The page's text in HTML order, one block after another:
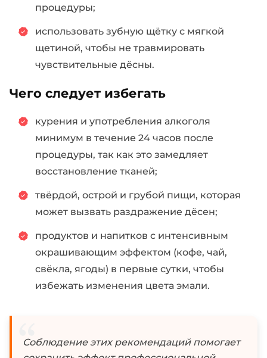
процедуры;
использовать зубную щётку с мягкой
щетиной, чтобы не травмировать
чувствительные дёсны.
Чего следует избегать
курения и употребления алкоголя
минимум в течение 24 часов после
процедуры, так как это замедляет
восстановление тканей;
твёрдой, острой и грубой пищи, которая
может вызвать раздражение дёсен;
продуктов и напитков с интенсивным
окрашивающим эффектом (кофе, чай,
свёкла, ягоды) в первые сутки, чтобы
избежать изменения цвета эмали.
Соблюдение этих рекомендаций помогает